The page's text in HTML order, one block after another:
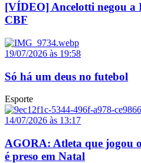
[VÍDEO] Ancelotti negou a
CBF
19/07/2026 às 19:58
Só há um deus no futebol
Esporte
14/07/2026 às 13:17
AGORA: Atleta que jogou
é preso em Natal